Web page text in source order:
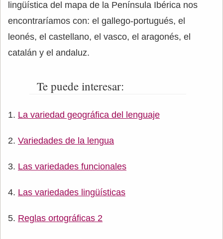
lingüística del mapa de la Península Ibérica nos
encontraríamos con: el gallego-portugués, el
leonés, el castellano, el vasco, el aragonés, el
catalán y el andaluz.
Te puede interesar:
La variedad geográfica del lenguaje
Variedades de la lengua
Las variedades funcionales
Las variedades lingüísticas
Reglas ortográficas 2